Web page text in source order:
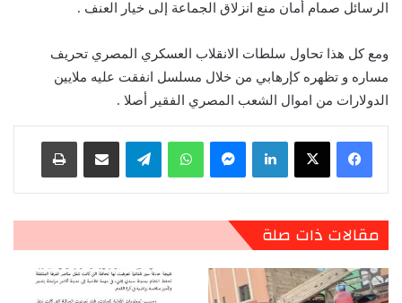
الرسائل صمام أمان منع انزلاق الجماعة إلى خيار العنف .
ومع كل هذا تحاول سلطات الانقلاب العسكري المصري تحريف
مساره و تظهره كإرهابي من خلال مسلسل انفقت عليه ملايين
الدولارات من اموال الشعب المصري الفقير أصلا .
لينكدإن ماسنجر واتساب تيلقرام مشاركة عبر البريد طباعة
مقالات ذات صلة